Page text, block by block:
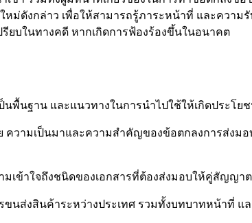
หม่ดังกล่าว เพื่อให้สามารถรู้ภาระหน้าที่ และคว
ยบในทางคดี หากเกิดการฟ้องร้องขึ้นในอนาคต
นพื้นฐาน และแนวทางในการนำไปใช้ให้เกิดประโย
ความเป็นมาและความสำคัญของข้อตกลงการส่งม
เข้าใจถึงชนิดของเอกสารที่ต้องส่งมอบให้คู่สัญญา
ขนส่งสินค้าระหว่างประเทศ รวมทั้งบทบาทหน้าที่